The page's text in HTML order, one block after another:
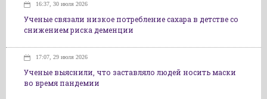
16:37, 30 июля 2026
Ученые связали низкое потребление сахара в детстве со
снижением риска деменции
17:07, 29 июля 2026
Ученые выяснили, что заставляло людей носить маски
во время пандемии